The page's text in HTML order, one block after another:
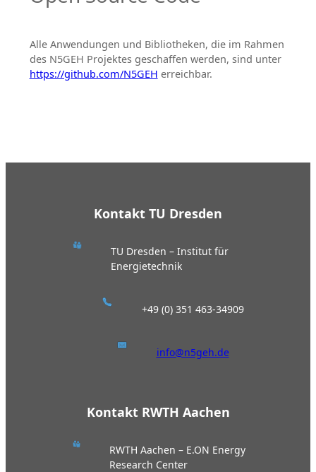
Alle Anwendungen und Bibliotheken, die im Rahmen
des N5GEH Projektes geschaffen werden, sind unter
https://github.com/N5GEH erreichbar.
Kontakt TU Dresden
TU Dresden – Institut für
Energietechnik
+49 (0) 351 463-34909
info@n5geh.de
Kontakt RWTH Aachen
RWTH Aachen – E.ON Energy
Research Center